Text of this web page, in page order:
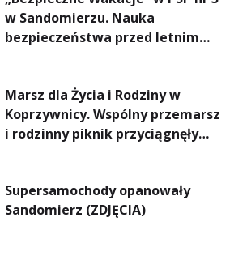
w Sandomierzu. Nauka
bezpieczeństwa przed letnim
Marsz dla Życia i Rodziny w
Koprzywnicy. Wspólny przemarsz
i rodzinny piknik przyciągnęły
Supersamochody opanowały
Sandomierz (ZDJĘCIA)